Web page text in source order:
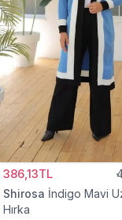
386,13TL
Shirosa İndigo Mavi
Hırka